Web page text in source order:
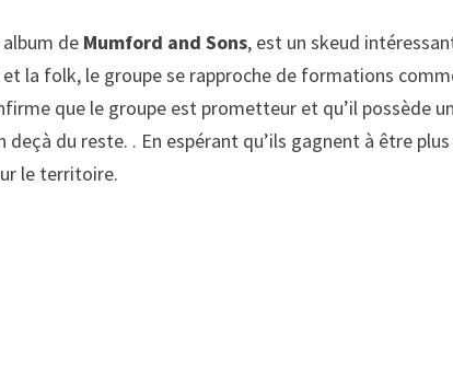
de Mumford and Sons, est un skeud
la folk, le groupe se rapproche de formations
que le groupe est prometteur et qu’il possède
du reste. . En espérant qu’ils gagnent à être
le territoire.